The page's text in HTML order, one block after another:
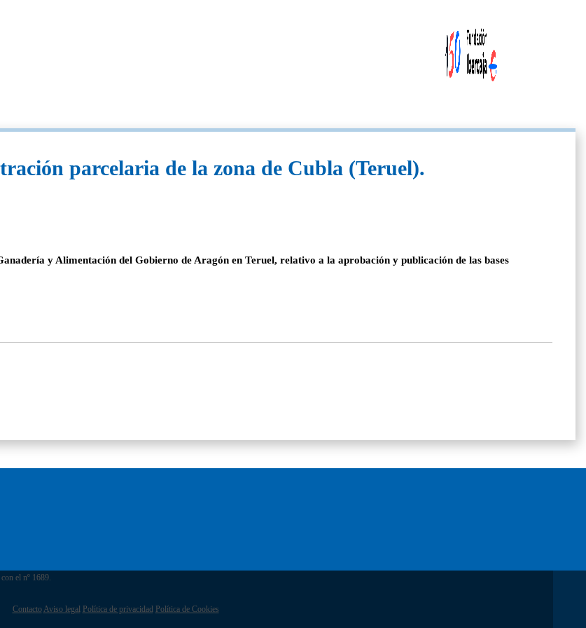
parcelaria de la zona de Cubla (Teruel).
y Alimentación del Gobierno de Aragón en Teruel, relativo a la aprobación y publicación de las bases
el nº 1689.
Contacto Aviso legal Política de privacidad Política de Cookies